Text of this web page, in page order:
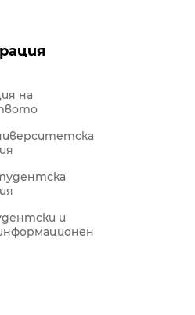
на
и